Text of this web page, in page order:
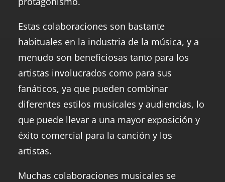
Estas colaboraciones son bastante
habituales en la industria de la música, y a
menudo son beneficiosas tanto para los
artistas involucrados como para sus
fanáticos, ya que pueden combinar
diferentes estilos musicales y audiencias, lo
que puede llevar a una mayor exposición y
éxito comercial para la canción y los
artistas.
Muchas colaboraciones musicales se